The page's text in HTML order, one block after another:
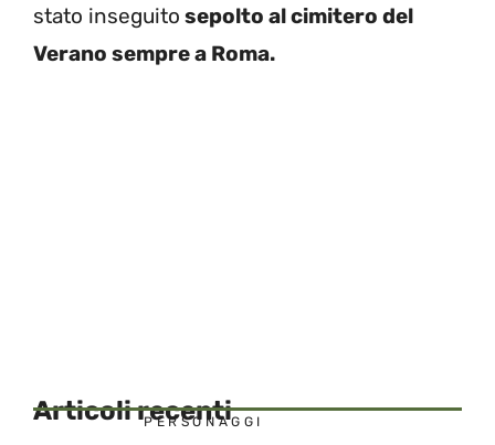
stato inseguito sepolto al cimitero del
Verano sempre a Roma.
Articoli recenti
PERSONAGGI